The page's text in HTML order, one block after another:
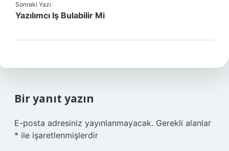
Sonraki Yazı
Yazılımcı Iş Bulabilir Mi
Bir yanıt yazın
E-posta adresiniz yayınlanmayacak. Gerekli alanlar
* ile işaretlenmişlerdir